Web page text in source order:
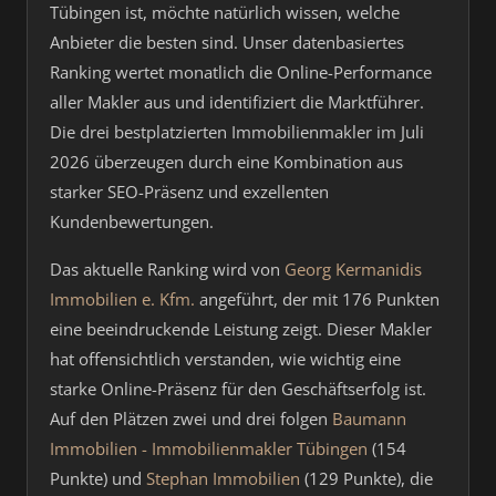
Tübingen ist, möchte natürlich wissen, welche
Anbieter die besten sind. Unser datenbasiertes
Ranking wertet monatlich die Online-Performance
aller Makler aus und identifiziert die Marktführer.
Die drei bestplatzierten Immobilienmakler im Juli
2026 überzeugen durch eine Kombination aus
starker SEO-Präsenz und exzellenten
Kundenbewertungen.
Das aktuelle Ranking wird von Georg Kermanidis
Immobilien e. Kfm. angeführt, der mit 176 Punkten
eine beeindruckende Leistung zeigt. Dieser Makler
hat offensichtlich verstanden, wie wichtig eine
starke Online-Präsenz für den Geschäftserfolg ist.
Auf den Plätzen zwei und drei folgen Baumann
Immobilien - Immobilienmakler Tübingen (154
Punkte) und Stephan Immobilien (129 Punkte), die